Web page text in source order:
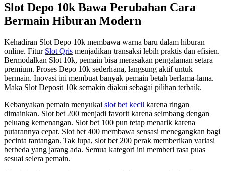
Slot Depo 10k Bawa Perubahan Cara
Bermain Hiburan Modern
Kehadiran Slot Depo 10k membawa warna baru dalam hiburan
online. Fitur Slot Qris menjadikan transaksi lebih praktis dan efisien.
Bermodalkan Slot 10k, pemain bisa merasakan pengalaman setara
premium. Proses Depo 10k sederhana, langsung aktif untuk
bermain. Inovasi ini membuat banyak pemain betah berlama-lama.
Maka Slot Deposit 10k semakin diakui sebagai pilihan terbaik.
Kebanyakan pemain menyukai slot bet kecil karena ringan
dimainkan. Slot bet 200 menjadi favorit karena seimbang dengan
peluang kemenangan. Slot bet 100 pun tetap menarik karena
putarannya cepat. Slot bet 400 membawa sensasi menegangkan bagi
pecinta tantangan. Tak lupa, slot bet 200 perak memberikan variasi
berbeda yang jarang ada. Semua kategori ini memberi rasa puas
sesuai selera pemain.